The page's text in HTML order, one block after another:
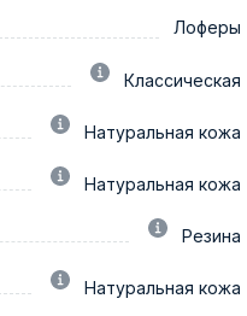
Лоферы
Классическая
Натуральная кожа
Натуральная кожа
Резина
Натуральная кожа